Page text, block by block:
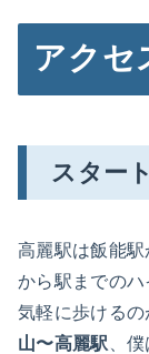
アクセ
スター
高麗駅は飯能
から駅までの
気軽に歩ける
山〜高麗駅 、